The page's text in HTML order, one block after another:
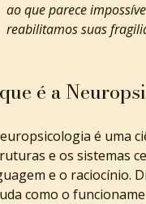
ao que parece
reabilitamos suas
é a
é uma
e os sistemas
e o raciocínio.
como o